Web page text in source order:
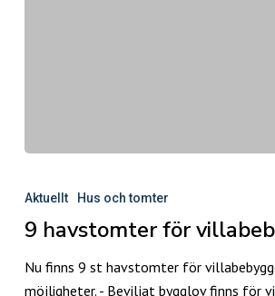
villabebyggelse
Aktuellt Hus och tomter
9 havstomter för
Nu finns 9 st havstomter för
möjligheter. - Beviljat bygglov finns för